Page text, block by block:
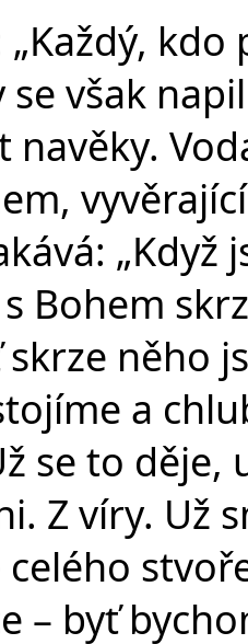
„Každý,
se však
navěky.
„Když
Bohem
něho
a
se to
Z víry. Už
– byť